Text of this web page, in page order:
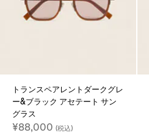
トランスペアレントダークグレ
ー&ブラック アセテート サン
グラス
¥88,000 (税込)